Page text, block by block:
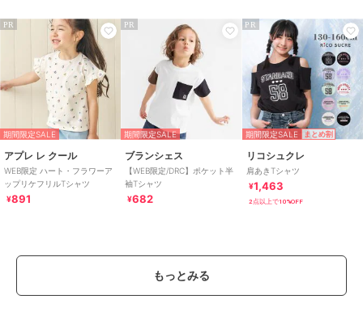
PR
期間限定SALE
アプレ レ クール
WEB限定 ハート・フラワーア
ップリケフリルTシャツ
¥891
PR
期間限定SALE
ブランシェス
【WEB限定/DRC】ポケット半
袖Tシャツ
¥682
PR
期間限定SALE まとめ割
リコシュクレ
肩あきTシャツ
¥1,463
2点以上で10%OFF
もっとみる